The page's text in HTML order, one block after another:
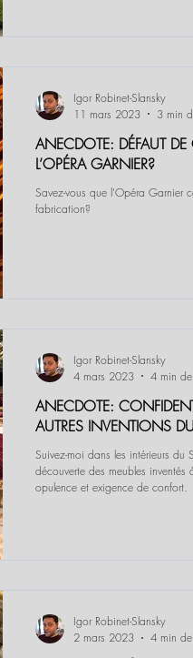
ANECDOTE: DÉFAUT
L’OPÉRA GARNIER?
Savez-vous que l'Opéra Garnier
fabrication?
Igor Robinet-Slansky
11 mars 2023
3 min
ANECDOTE:
AUTRES INVENTIONS
Suivez-moi dans les intérieurs du
découverte des meubles
opulence et exigence de confort.
Igor Robinet-Slansky
4 mars 2023
4 min
Igor Robinet-Slansky
2 mars 2023
4 min